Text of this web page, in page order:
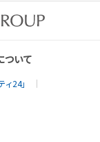
ついて
24」